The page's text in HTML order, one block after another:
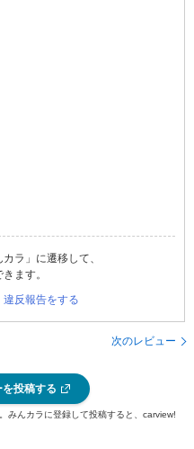
ラ」に遷移して、
ます。
違反報告をする
次のレビュー
投稿する
みんカラに登録して投稿すると、carview!